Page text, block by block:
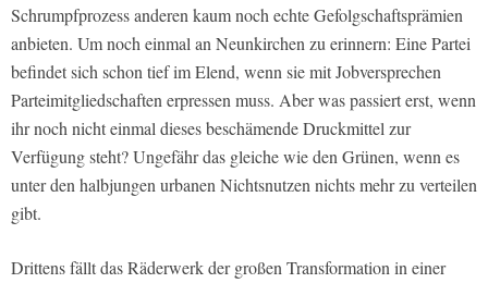
Schrumpfprozess anderen kaum noch echte Gefolgschaftsprämien
anbieten. Um noch einmal an Neunkirchen zu erinnern: Eine Partei
befindet sich schon tief im Elend, wenn sie mit Jobversprechen
Parteimitgliedschaften erpressen muss. Aber was passiert erst, wenn
ihr noch nicht einmal dieses beschämende Druckmittel zur
Verfügung steht? Ungefähr das gleiche wie den Grünen, wenn es
unter den halbjungen urbanen Nichtsnutzen nichts mehr zu verteilen
gibt.
Drittens fällt das Räderwerk der großen Transformation in einer